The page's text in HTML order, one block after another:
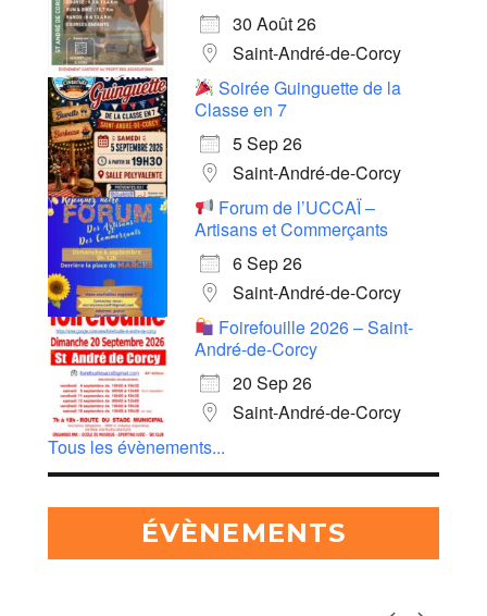
30 Août 26
Saint-André-de-Corcy
Soirée Guinguette de la
Classe en 7
5 Sep 26
Saint-André-de-Corcy
Forum de l’UCCAÏ –
Artisans et Commerçants
6 Sep 26
Saint-André-de-Corcy
Foirefouille 2026 – Saint-
André-de-Corcy
20 Sep 26
Saint-André-de-Corcy
Tous les évènements...
ÉVÈNEMENTS